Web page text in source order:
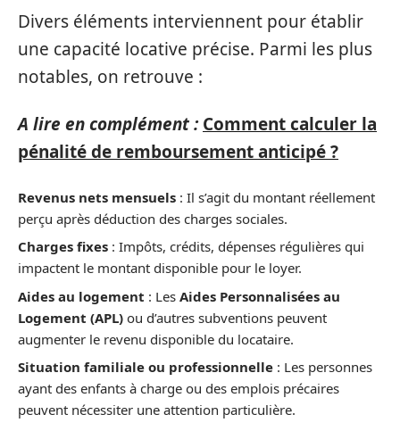
Divers éléments interviennent pour établir
une capacité locative précise. Parmi les plus
notables, on retrouve :
A lire en complément : Comment calculer la
pénalité de remboursement anticipé ?
Revenus nets mensuels : Il s’agit du montant réellement
perçu après déduction des charges sociales.
Charges fixes : Impôts, crédits, dépenses régulières qui
impactent le montant disponible pour le loyer.
Aides au logement : Les Aides Personnalisées au
Logement (APL) ou d’autres subventions peuvent
augmenter le revenu disponible du locataire.
Situation familiale ou professionnelle : Les personnes
ayant des enfants à charge ou des emplois précaires
peuvent nécessiter une attention particulière.